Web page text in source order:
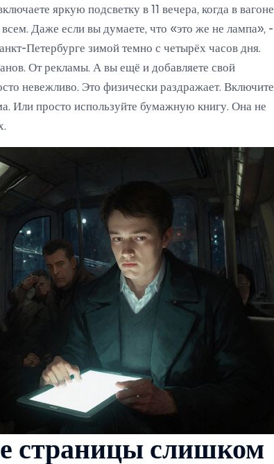
яркую подсветку в 11 вечера, когда в вагоне
всем. Даже если вы думаете, что «это же не лампа», -
Петербурге зимой темно с четырёх часов дня.
От рекламы. А вы ещё и добавляете свой
невежливо. Это физически раздражает. Включите
Или просто используйте бумажную книгу. Она не
страницы слишком